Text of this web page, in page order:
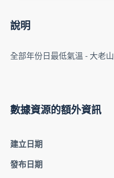
說明
全部年份日最低氣溫 - 大老山
數據資源的額外資訊
建立日期
發布日期